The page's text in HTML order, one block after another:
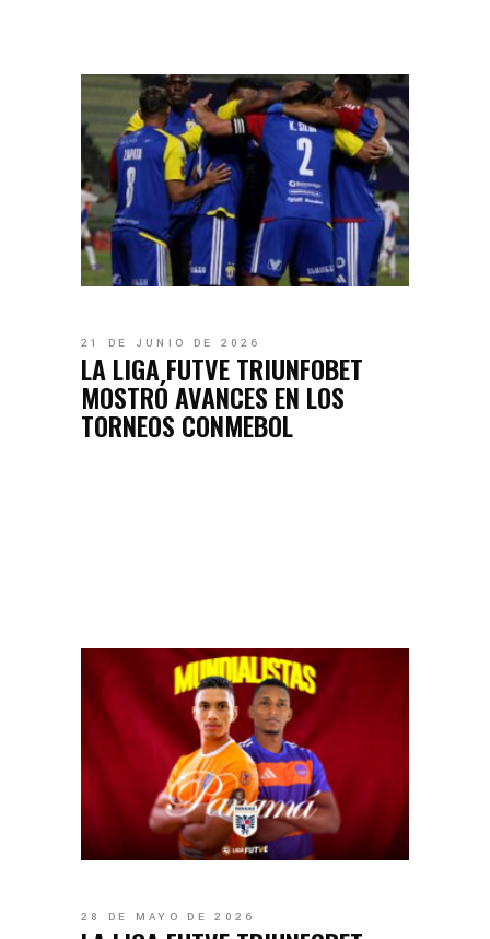
21 DE JUNIO DE 2026
LA LIGA FUTVE TRIUNFOBET
MOSTRÓ AVANCES EN LOS
TORNEOS CONMEBOL
28 DE MAYO DE 2026